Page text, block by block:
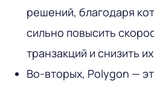
решений, благодаря
сильно повысить
транзакций и снизить
Во-вторых, Polygon —